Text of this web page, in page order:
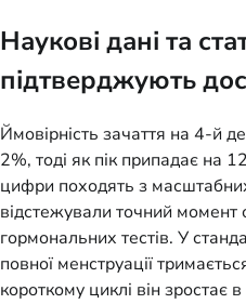
Наукові дані та
підтверджують
Ймовірність зачаття на 4-й
2%, тоді як пік припадає на
цифри походять з
відстежували точний момент
гормональних тестів. У
повної менструації
короткому циклі він зростає